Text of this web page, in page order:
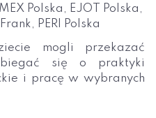
Polska, EJOT Polska,
PERI Polska
mogli przekazać
się o praktyki
i pracę w wybranych